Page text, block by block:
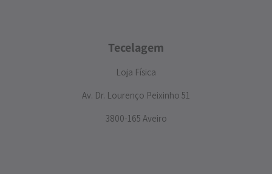
Tecelagem
Loja Física
Av. Dr. Lourenço Peixinho 51
3800-165 Aveiro